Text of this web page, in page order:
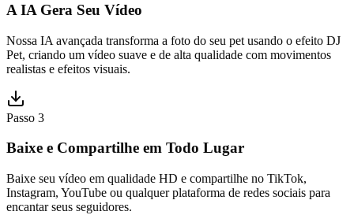
A IA Gera Seu Vídeo
Nossa IA avançada transforma a foto do seu pet usando o efeito DJ
Pet, criando um vídeo suave e de alta qualidade com movimentos
realistas e efeitos visuais.
Passo 3
Baixe e Compartilhe em Todo Lugar
Baixe seu vídeo em qualidade HD e compartilhe no TikTok,
Instagram, YouTube ou qualquer plataforma de redes sociais para
encantar seus seguidores.